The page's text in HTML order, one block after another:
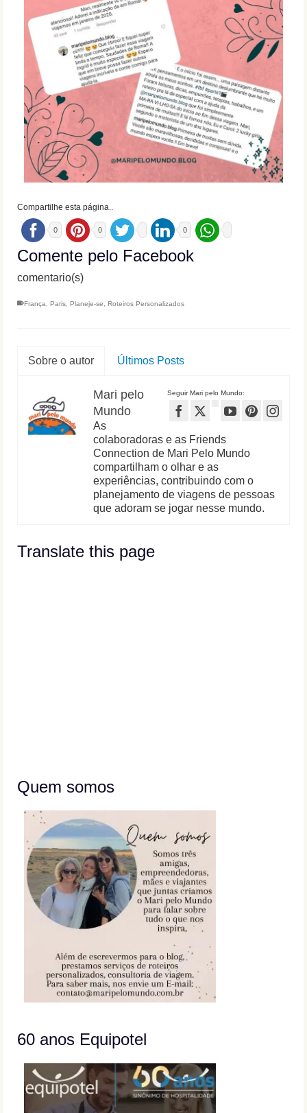
Compartilhe esta página..
0 0 0
Comente pelo Facebook
comentario(s)
França Paris Planeje-se Roteiros Personalizados
Sobre o autor Últimos Posts
Seguir Mari pelo Mundo:
Mari pelo
Mundo
As
colaboradoras e as Friends
Connection de Mari Pelo Mundo
compartilham o olhar e as
experiências, contribuindo com o
planejamento de viagens de pessoas
que adoram se jogar nesse mundo.
Translate this page
Quem somos
60 anos Equipotel